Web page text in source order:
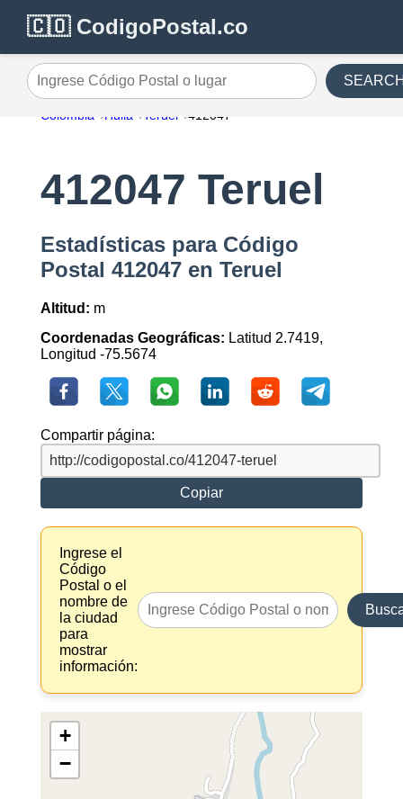
🇨🇴 CodigoPostal.co
Ingrese Código Postal o lugar
Colombia Huila Teruel 412047
412047 Teruel
Estadísticas para Código
Postal 412047 en Teruel
Altitud: m
Coordenadas Geográficas: Latitud 2.7419,
Longitud -75.5674
Compartir página:
Copiar
Ingrese el
Código
Postal o el
nombre de
la ciudad
para
mostrar
información:
+
−